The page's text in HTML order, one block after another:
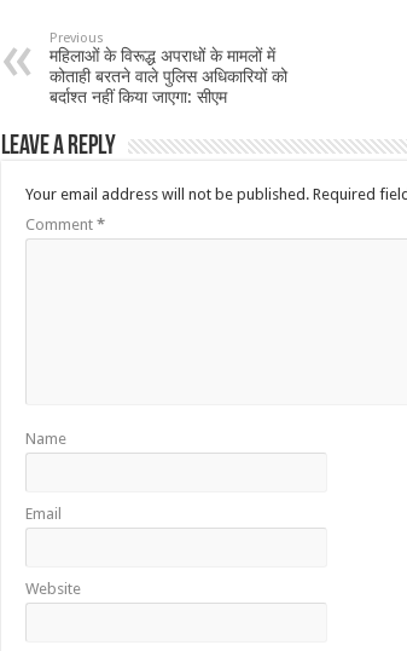
Previous
महिलाओं के विरूद्ध अपराधों के मामलों में
कोताही बरतने वाले पुलिस अधिकारियों को
बर्दाश्त नहीं किया जाएगा: सीएम
Leave a Reply
Your email address will not be published. Required
Comment *
Name
Email
Website